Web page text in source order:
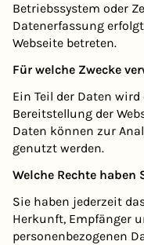
Betriebssystem oder
Datenerfassung
Webseite betreten.
Für welche Zwecke
Ein Teil der Daten
Bereitstellung der
Daten können zur
genutzt werden.
Welche Rechte haben
Sie haben jederzeit
Herkunft, Empfänger
personenbezogenen